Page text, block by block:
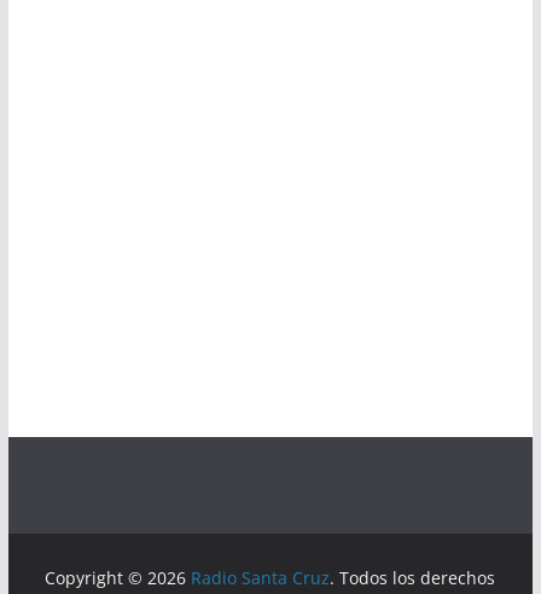
Copyright © 2026 Radio Santa Cruz. Todos los derechos